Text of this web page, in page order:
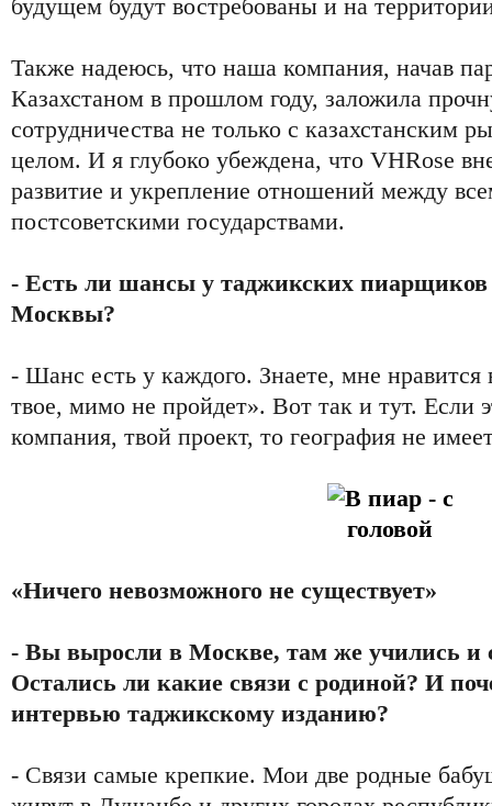
будущем будут востребованы и на
Также надеюсь, что наша компания, начав
Казахстаном в прошлом году, заложила
сотрудничества не только с казахстанским
целом. И я глубоко убеждена, что VHRose
развитие и укрепление отношений между
постсоветскими государствами.
- Есть ли шансы у таджикских
Москвы?
- Шанс есть у каждого. Знаете, мне
твое, мимо не пройдет». Вот так и тут. Если
компания, твой проект, то география не
«Ничего невозможного не существует»
- Вы выросли в Москве, там же учились и
Остались ли какие связи с родиной? И
интервью таджикскому изданию?
- Связи самые крепкие. Мои две родные